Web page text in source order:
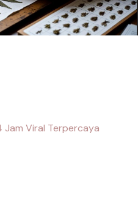
Viral Terpercaya